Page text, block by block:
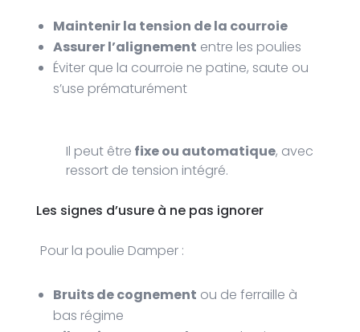
Maintenir la tension de la courroie
Assurer l’alignement entre les poulies
Éviter que la courroie ne patine, saute ou
s’use prématurément
Il peut être fixe ou automatique, avec
ressort de tension intégré.
Les signes d’usure à ne pas ignorer
Pour la poulie Damper :
Bruits de cognement ou de ferraille à
bas régime